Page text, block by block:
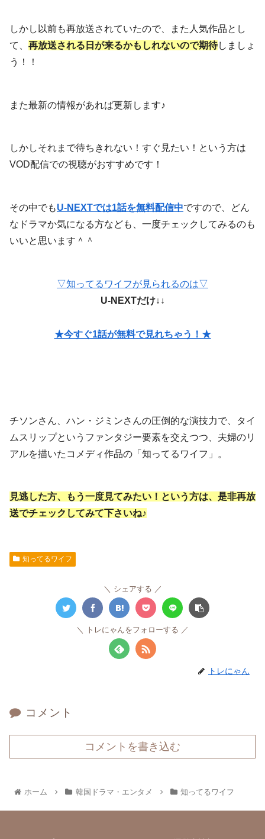
しかし以前も再放送されていたので、また人気作品とし
て、 再放送される日が来るかもしれないので期待しましょ
う！！
また最新の情報があれば更新します♪
しかしそれまで待ちきれない！すぐ見たい！という方は
VOD配信での視聴がおすすめです！
その中でもU-NEXTでは1話を無料配信中ですので、どん
なドラマか気になる方なども、一度チェックしてみるのも
いいと思います＾＾
▽知ってるワイフが見られるのは▽
U-NEXTだけ↓↓
★今すぐ1話が無料で見れちゃう！★
チソンさん、ハン・ジミンさんの圧倒的な演技力で、タイ
ムスリップというファンタジー要素を交えつつ、夫婦のリ
アルを描いたコメディ作品の「知ってるワイフ」。
見逃した方、もう一度見てみたい！という方は、 是非再放
送でチェックしてみて下さいね♪
知ってるワイフ
シェアする
トレにゃんをフォローする
トレにゃん
コメント
コメントを書き込む
ホーム 韓国ドラマ・エンタメ 知ってるワイフ